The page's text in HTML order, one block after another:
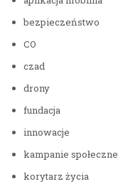
bezpieczeństwo
CO
czad
drony
fundacja
innowacje
kampanie społeczne
korytarz życia